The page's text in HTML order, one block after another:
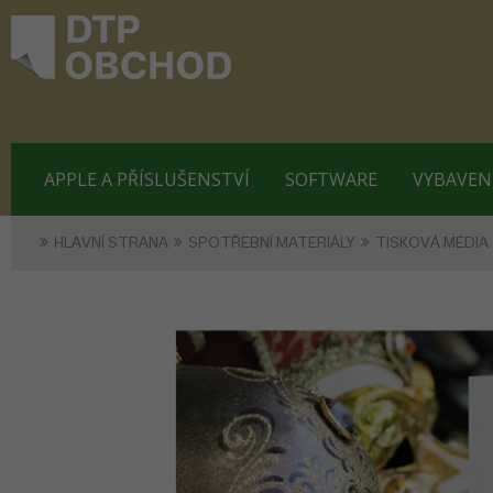
APPLE A PŘÍSLUŠENSTVÍ SOFTWARE
HLAVNÍ STRANA SPOTŘEBNÍ MATERIÁLY TISKOVÁ MÉDIA